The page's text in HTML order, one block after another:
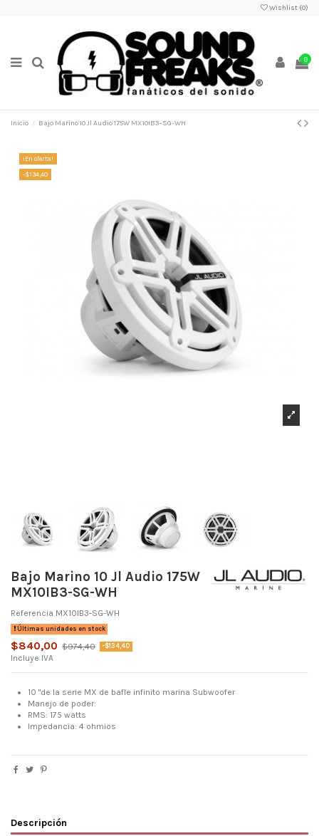
Wishlist (0)
0
Inicio Bajo Marino 10 Jl Audio 175W MX10IB3-SG-WH
¡En oferta!
-$134,40
Bajo Marino 10 Jl Audio 175W
MX10IB3-SG-WH
Referencia MX10IB3-SG-WH
Últimas unidades en stock
$840,00 $974,40 -$134,40
Incluye IVA
10 "de la serie MX de bafle infinito marina Subwoofer
Manejo de poder:
RMS: 175 watts
Impedancia: 4 ohmios
Descripción